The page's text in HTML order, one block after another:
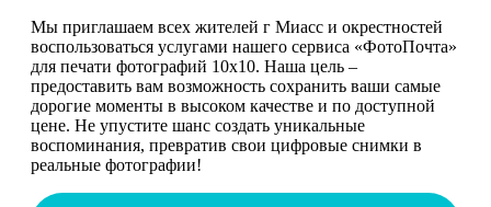
Мы приглашаем всех жителей г Миасс и окрестностей
воспользоваться услугами нашего сервиса «ФотоПочта»
для печати фотографий 10х10. Наша цель –
предоставить вам возможность сохранить ваши самые
дорогие моменты в высоком качестве и по доступной
цене. Не упустите шанс создать уникальные
воспоминания, превратив свои цифровые снимки в
реальные фотографии!